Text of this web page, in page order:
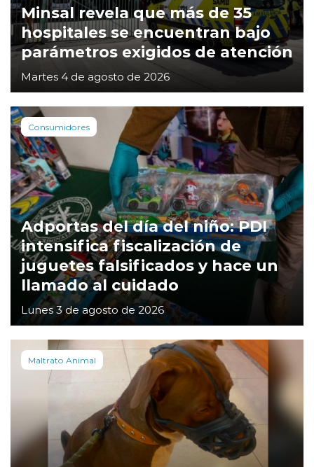
Minsal revela que más de 35
hospitales se encuentran bajo
parámetros exigidos de atención
Martes 4 de agosto de 2026
Consumidores
Adportas del día del niño: PDI
intensifica fiscalización de
juguetes falsificados y hace un
llamado al cuidado
Lunes 3 de agosto de 2026
Maltrato Animal